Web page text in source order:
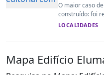
O maior caso
construído: foi
LOCALIDADES
Mapa Edifício